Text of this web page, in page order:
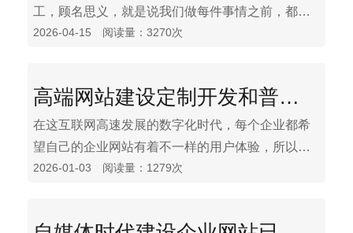
工，顾名思义，就是说我们做每件事情之前，都要
认真的考虑下，想把事情按质按量的完成好，必须
2026-04-15 阅读量：3270次
高端网站建设定制开发和普通网站的差异
在这互联网高速发展的数字化时代，每个企业都希
望自己的企业网站有着不一样的用户体验，所以想
找专业的高端官网设计公司来设计制作开发自己的
2026-01-03 阅读量：1279次